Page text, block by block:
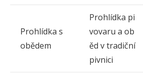
Prohlídka s
obědem
Prohlídka pi
vovaru a ob
ěd v tradiční
pivnici